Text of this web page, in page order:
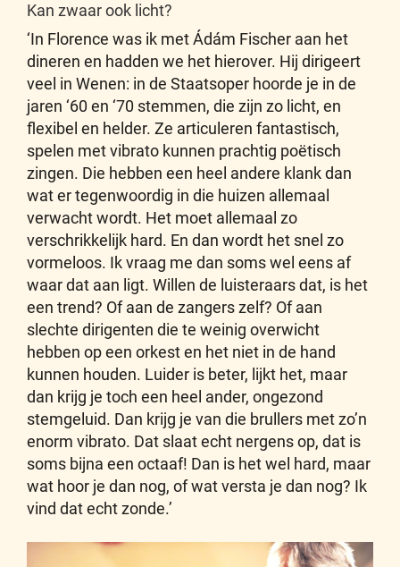
Kan zwaar ook licht?
‘In Florence was ik met Ádám Fischer aan het
dineren en hadden we het hierover. Hij dirigeert
veel in Wenen: in de Staatsoper hoorde je in de
jaren ‘60 en ‘70 stemmen, die zijn zo licht, en
flexibel en helder. Ze articuleren fantastisch,
spelen met vibrato kunnen prachtig poëtisch
zingen. Die hebben een heel andere klank dan
wat er tegenwoordig in die huizen allemaal
verwacht wordt. Het moet allemaal zo
verschrikkelijk hard. En dan wordt het snel zo
vormeloos. Ik vraag me dan soms wel eens af
waar dat aan ligt. Willen de luisteraars dat, is het
een trend? Of aan de zangers zelf? Of aan
slechte dirigenten die te weinig overwicht
hebben op een orkest en het niet in de hand
kunnen houden. Luider is beter, lijkt het, maar
dan krijg je toch een heel ander, ongezond
stemgeluid. Dan krijg je van die brullers met zo’n
enorm vibrato. Dat slaat echt nergens op, dat is
soms bijna een octaaf! Dan is het wel hard, maar
wat hoor je dan nog, of wat versta je dan nog? Ik
vind dat echt zonde.’